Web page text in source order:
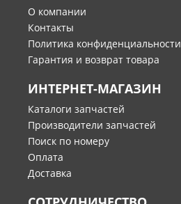
О компании
Контакты
Политика конфиденциальности
Гарантия и возврат товара
ИНТЕРНЕТ-МАГАЗИН
Каталоги запчастей
Производители запчастей
Поиск по номеру
Оплата
Доставка